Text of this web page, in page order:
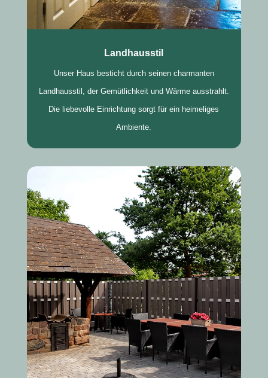
Landhausstil
Unser Haus besticht durch seinen charmanten
Landhausstil, der Gemütlichkeit und Wärme ausstrahlt.
Die liebevolle Einrichtung sorgt für ein heimeliges
Ambiente.